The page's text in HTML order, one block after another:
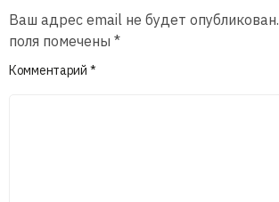
Ваш адрес email не будет опубликован.
поля помечены *
Комментарий *